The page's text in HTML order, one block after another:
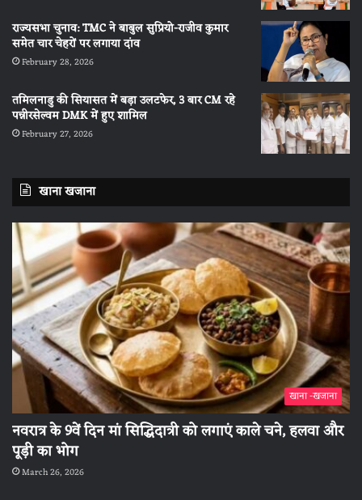
राज्यसभा चुनाव: TMC ने बाबुल सुप्रियो-राजीव कुमार
समेत चार चेहरों पर लगाया दांव
February 28, 2026
तमिलनाडु की सियासत में बड़ा उलटफेर, 3 बार CM रहे
पन्नीरसेल्वम DMK में हुए शामिल
February 27, 2026
खाना खजाना
खाना -खजाना
नवरात्र के 9वें दिन मां सिद्धिदात्री को लगाएं काले चने, हलवा और
पूड़ी का भोग
March 26, 2026